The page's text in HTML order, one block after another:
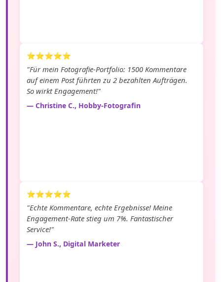
⭐⭐⭐⭐⭐
"Für mein Fotografie-Portfolio: 1500 Kommentare
auf einem Post führten zu 2 bezahlten Aufträgen.
So wirkt Engagement!"
— Christine C., Hobby-Fotografin
⭐⭐⭐⭐⭐
"Echte Kommentare, echte Ergebnisse! Meine
Engagement-Rate stieg um 7%. Fantastischer
Service!"
— John S., Digital Marketer